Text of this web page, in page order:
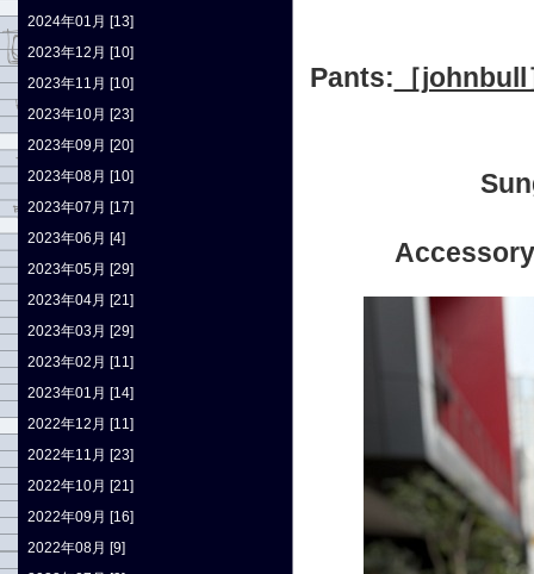
Pants: ［
2024年01月 [13]
2023年12月 [10]
2023年11月 [10]
2023年10月 [23]
2023年09月 [20]
2023年08月 [10]
2023年07月 [17]
2023年06月 [4]
2023年05月 [29]
2023年04月 [21]
2023年03月 [29]
2023年02月 [11]
2023年01月 [14]
2022年12月 [11]
2022年11月 [23]
2022年10月 [21]
2022年09月 [16]
2022年08月 [9]